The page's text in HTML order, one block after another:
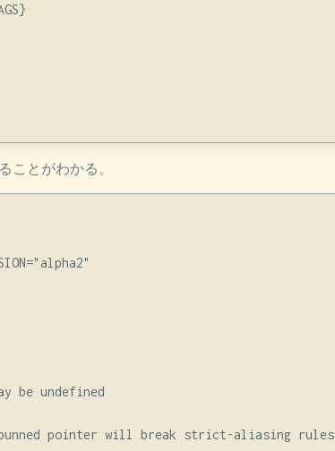
とがわかる。
be undefined
punned pointer will break strict-aliasing rules